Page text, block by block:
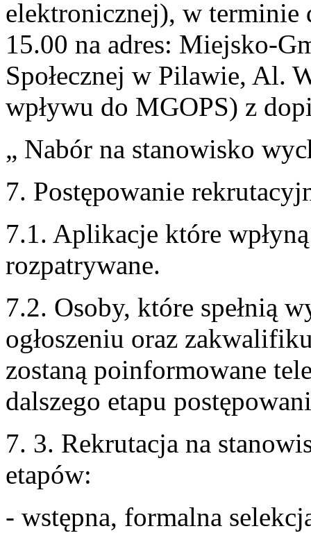
elektronicznej), w terminie
15.00 na adres: Miejsko-
Społecznej w Pilawie, Al.
wpływu do MGOPS) z
„ Nabór na stanowisko
7. Postępowanie
7.1. Aplikacje które
rozpatrywane.
7.2. Osoby, które spełnią
ogłoszeniu oraz
zostaną poinformowane
dalszego etapu
7. 3. Rekrutacja na
etapów:
- wstępna, formalna